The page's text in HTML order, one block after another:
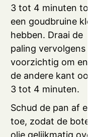
3 tot 4 minuten tot
een goudbruine
hebben. Draai de
paling vervolgens
voorzichtig om en
de andere kant
3 tot 4 minuten.
Schud de pan af en
toe, zodat de boter
olie gelijkmatig over